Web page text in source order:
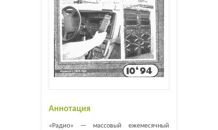
Аннотация
«Радио» — массовый ежемесячный